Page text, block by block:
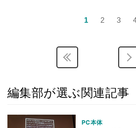
1 2 3
編集部が選ぶ関連記事
PC本体